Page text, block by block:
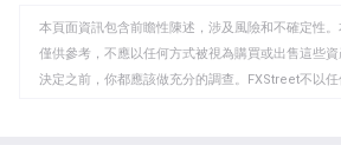
板
本頁面資訊包含前瞻性陳述，涉及風險和不確定性
僅供參考，不應以任何方式被視為購買或出售這些
決定之前，你都應該做充分的調查。FXStreet不以